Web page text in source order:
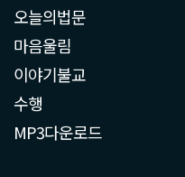
오늘의법문
마음울림
이야기불교
수행
MP3다운로드